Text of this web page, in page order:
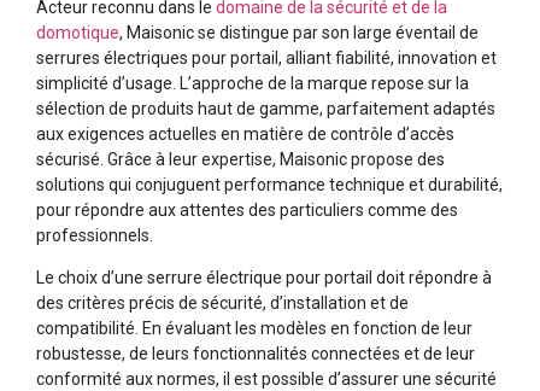
Acteur reconnu dans le domaine de la sécurité et de la
domotique, Maisonic se distingue par son large éventail de
serrures électriques pour portail, alliant fiabilité, innovation et
simplicité d’usage. L’approche de la marque repose sur la
sélection de produits haut de gamme, parfaitement adaptés
aux exigences actuelles en matière de contrôle d’accès
sécurisé. Grâce à leur expertise, Maisonic propose des
solutions qui conjuguent performance technique et durabilité,
pour répondre aux attentes des particuliers comme des
professionnels.
Le choix d’une serrure électrique pour portail doit répondre à
des critères précis de sécurité, d’installation et de
compatibilité. En évaluant les modèles en fonction de leur
robustesse, de leurs fonctionnalités connectées et de leur
conformité aux normes, il est possible d’assurer une sécurité